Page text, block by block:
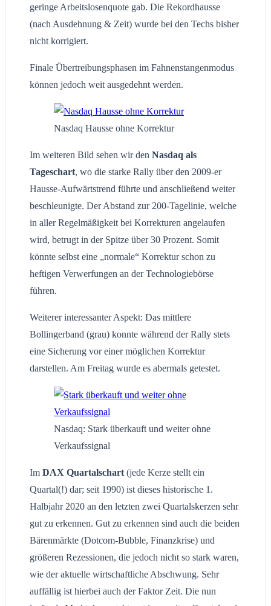
geringe Arbeitslosenquote gab. Die Rekordhausse
(nach Ausdehnung & Zeit) wurde bei den Techs bisher
nicht korrigiert.
Finale Übertreibungsphasen im Fahnenstangenmodus
können jedoch weit ausgedehnt werden.
Nasdaq Hausse ohne Korrektur
Im weiteren Bild sehen wir den Nasdaq als
Tageschart, wo die starke Rally über den 2009-er
Hausse-Aufwärtstrend führte und anschließend weiter
beschleunigte. Der Abstand zur 200-Tagelinie, welche
in aller Regelmäßigkeit bei Korrekturen angelaufen
wird, betrugt in der Spitze über 30 Prozent. Somit
könnte selbst eine „normale“ Korrektur schon zu
heftigen Verwerfungen an der Technologiebörse
führen.
Weiterer interessanter Aspekt: Das mittlere
Bollingerband (grau) konnte während der Rally stets
eine Sicherung vor einer möglichen Korrektur
darstellen. Am Freitag wurde es abermals getestet.
Nasdaq: Stark überkauft und weiter ohne
Verkaufssignal
Im DAX Quartalschart(jede Kerze stellt ein
Quartal(!) dar; seit 1990) ist dieses historische 1.
Halbjahr 2020 an den letzten zwei Quartalskerzen sehr
gut zu erkennen. Gut zu erkennen sind auch die beiden
Bärenmärkte (Dotcom-Bubble, Finanzkrise) und
größeren Rezessionen, die jedoch nicht so stark waren,
wie der aktuelle wirtschaftliche Abschwung. Sehr
auffällig ist hierbei auch der Faktor Zeit. Die nun